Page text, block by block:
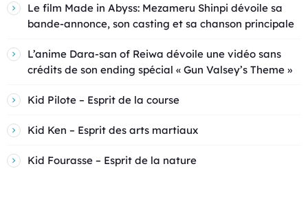
Le film Made in Abyss: Mezameru Shinpi dévoile sa
bande-annonce, son casting et sa chanson principale
L’anime Dara-san of Reiwa dévoile une vidéo sans
crédits de son ending spécial « Gun Valsey’s Theme »
Kid Pilote – Esprit de la course
Kid Ken – Esprit des arts martiaux
Kid Fourasse – Esprit de la nature